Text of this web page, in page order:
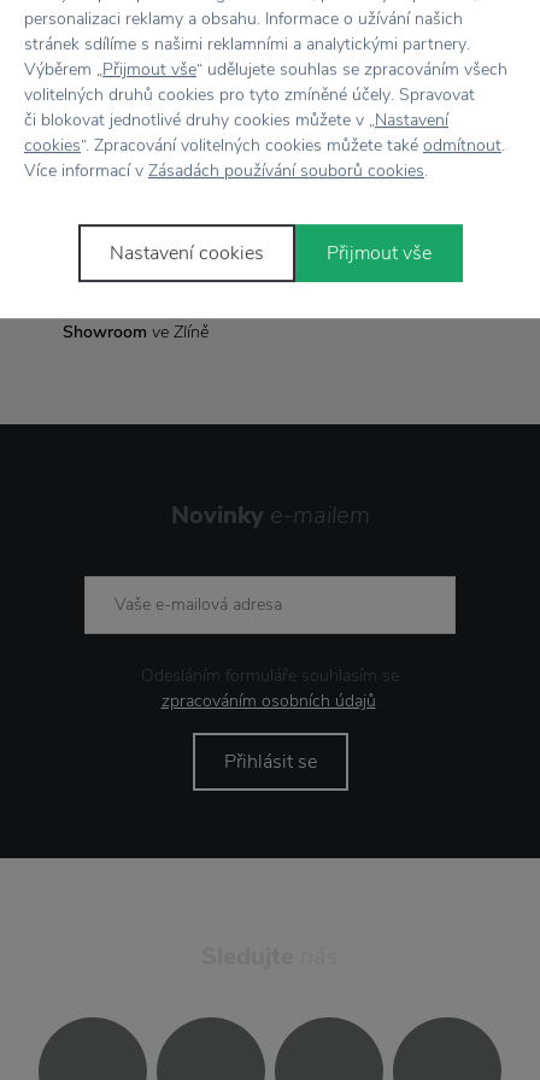
Vše skladem,odesíláme ihned
7500+ produktůna výběr
Showroom ve Zlíně
Rozměr 43,5 cm x 17,5 cm
Novinky e-mailem
Odesláním formuláře souhlasím se
zpracováním osobních údajů.
Přihlásit se
personalizaci reklamy a obsahu. Informace o užívání našich
stránek sdílíme s našimi reklamními a analytickými partnery.
Výběrem „Přijmout vše“ udělujete souhlas se zpracováním všech
volitelných druhů cookies pro tyto zmíněné účely. Spravovat
či blokovat jednotlivé druhy cookies můžete v „Nastavení
cookies“. Zpracování volitelných cookies můžete také odmítnout.
Více informací v Zásadách používání souborů cookies.
Nastavení cookies Přijmout vše